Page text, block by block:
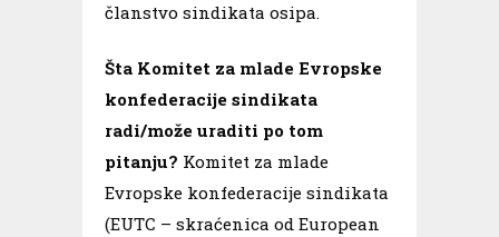
članstvo sindikata osipa.
Šta Komitet za mlade Evropske
konfederacije sindikata
radi/može uraditi po tom
pitanju? Komitet za mlade
Evropske konfederacije sindikata
(EUTC – skraćenica od European